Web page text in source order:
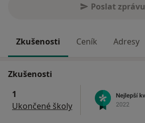
Poslat zprávu
Zkušenosti Ceník Adresy
Zkušenosti
1
Ukončené školy